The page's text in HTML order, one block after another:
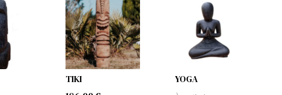
TIKI YOGA